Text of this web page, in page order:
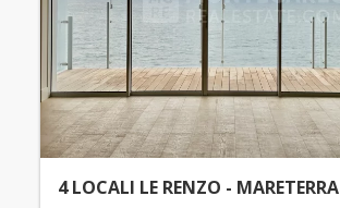
4 LOCALI LE RENZO - MARETERRA